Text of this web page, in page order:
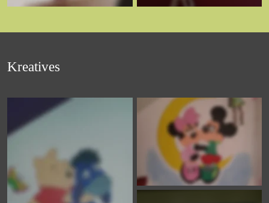
Kreatives